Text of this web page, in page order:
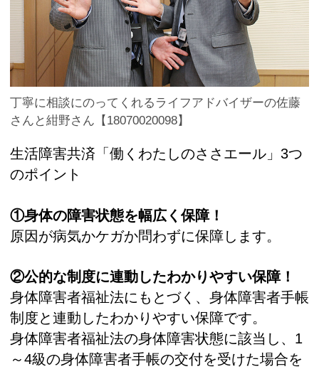
丁寧に相談にのってくれるライフアドバイザーの佐藤
さんと紺野さん【18070020098】
生活障害共済「働くわたしのささエール」3つ
のポイント
①身体の障害状態を幅広く保障！
原因が病気かケガか問わずに保障します。
②公的な制度に連動したわかりやすい保障！
身体障害者福祉法にもとづく、身体障害者手帳
制度と連動したわかりやすい保障です。
身体障害者福祉法の身体障害状態に該当し、1
～4級の身体障害者手帳の交付を受けた場合を